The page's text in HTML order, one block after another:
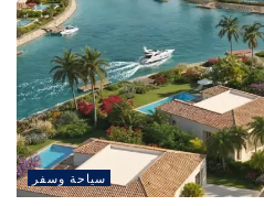
سياحة وسفر